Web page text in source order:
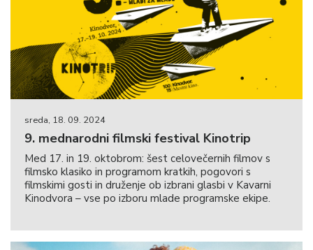
sreda, 18. 09. 2024
9. mednarodni filmski festival Kinotrip
Med 17. in 19. oktobrom: šest celovečernih filmov s
filmsko klasiko in programom kratkih, pogovori s
filmskimi gosti in druženje ob izbrani glasbi v Kavarni
Kinodvora – vse po izboru mlade programske ekipe.